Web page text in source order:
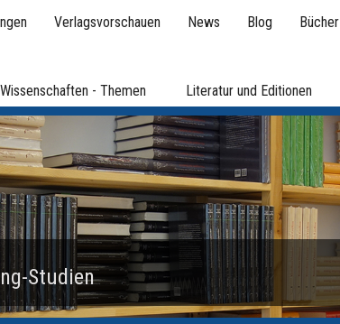
Verlagsvorschauen News Blog Bücher
Wissenschaften - Themen Literatur und Editionen
Studien